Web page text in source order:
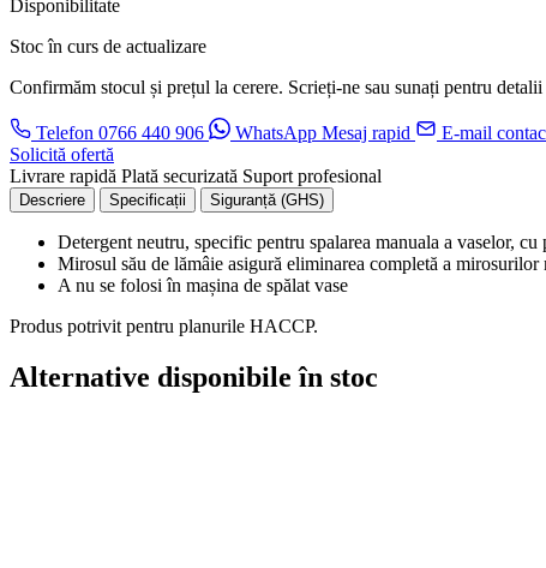
Disponibilitate
Stoc în curs de actualizare
Confirmăm stocul și prețul la cerere. Scrieți-ne sau sunați pentru detalii
Telefon 0766 440 906 WhatsApp Mesaj rapid E-mail
Solicită ofertă
Livrare rapidă Plată securizată Suport profesional
Descriere Specificații Siguranță (GHS)
Detergent neutru, specific pentru spalarea manuala a vaselor,
Mirosul său de lămâie asigură eliminarea completă a mirosurilor
A nu se folosi în mașina de spălat vase
Produs potrivit pentru planurile HACCP.
Alternative disponibile în stoc